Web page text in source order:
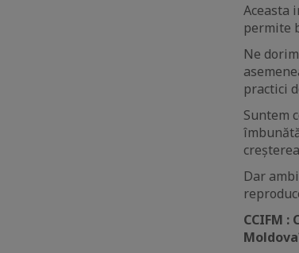
Aceasta
permite
Ne
practici
Suntem
Dar
CCIFM